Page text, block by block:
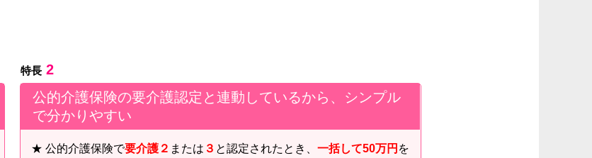
特長2
公的介護保険の要介護認定と連動しているから、シンプル
で分かりやすい
★ 公的介護保険で要介護２ または ３ と認定されたとき、 一括して50万円 を